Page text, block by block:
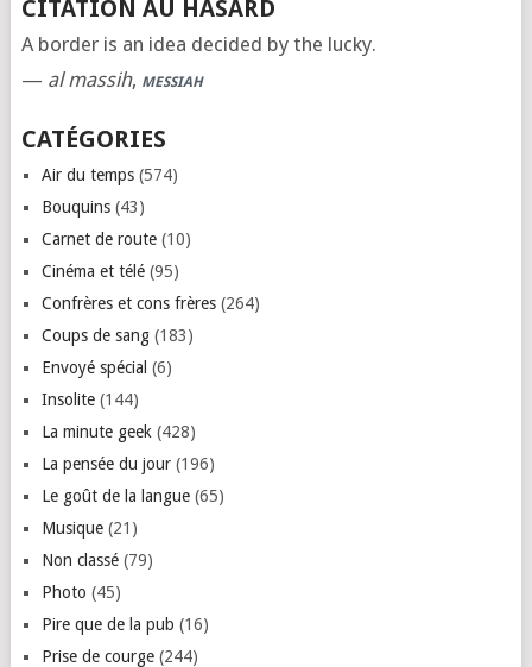
CITATION AU HASARD
A border is an idea decided by the lucky.
— al massih, MESSIAH
CATÉGORIES
Air du temps(574)
Bouquins(43)
Carnet de route(10)
Cinéma et télé(95)
Confrères et cons frères(264)
Coups de sang(183)
Envoyé spécial (6)
Insolite(144)
La minute geek (428)
La pensée du jour(196)
Le goût de la langue(65)
Musique(21)
Non classé(79)
Photo (45)
Pire que de la pub (16)
Prise de courge(244)